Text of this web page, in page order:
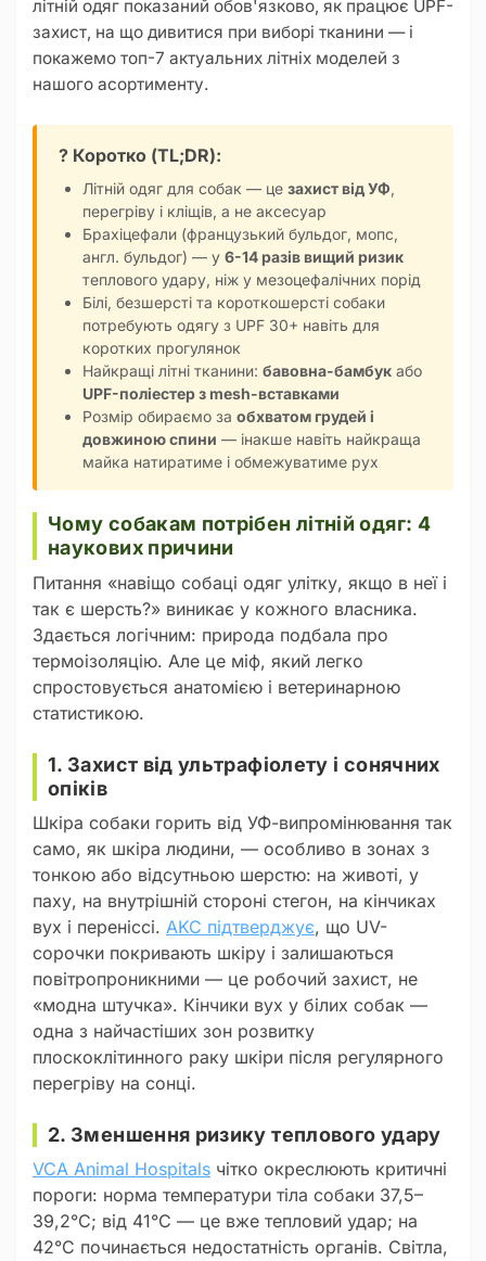
літній одяг показаний обов'язково, як працює UPF-
захист, на що дивитися при виборі тканини — і
покажемо топ-7 актуальних літніх моделей з
нашого асортименту.
? Коротко (TL;DR):
Літній одяг для собак — це захист від УФ,
перегріву і кліщів, а не аксесуар
Брахіцефали (французький бульдог, мопс,
англ. бульдог) — у 6-14 разів вищий ризик
теплового удару, ніж у мезоцефалічних порід
Білі, безшерсті та короткошерсті собаки
потребують одягу з UPF 30+ навіть для
коротких прогулянок
Найкращі літні тканини: бавовна-бамбук або
UPF-поліестер з mesh-вставками
Розмір обираємо за обхватом грудей і
довжиною спини — інакше навіть найкраща
майка натиратиме і обмежуватиме рух
Чому собакам потрібен літній одяг: 4
наукових причини
Питання «навіщо собаці одяг улітку, якщо в неї і
так є шерсть?» виникає у кожного власника.
Здається логічним: природа подбала про
термоізоляцію. Але це міф, який легко
спростовується анатомією і ветеринарною
статистикою.
1. Захист від ультрафіолету і сонячних
опіків
Шкіра собаки горить від УФ-випромінювання так
само, як шкіра людини, — особливо в зонах з
тонкою або відсутньою шерстю: на животі, у
паху, на внутрішній стороні стегон, на кінчиках
вух і переніссі. AKC підтверджує, що UV-
сорочки покривають шкіру і залишаються
повітропроникними — це робочий захист, не
«модна штучка». Кінчики вух у білих собак —
одна з найчастіших зон розвитку
плоскоклітинного раку шкіри після регулярного
перегріву на сонці.
2. Зменшення ризику теплового удару
VCA Animal Hospitals чітко окреслюють критичні
пороги: норма температури тіла собаки 37,5–
39,2°C; від 41°C — це вже тепловий удар; на
42°C починається недостатність органів. Світла,